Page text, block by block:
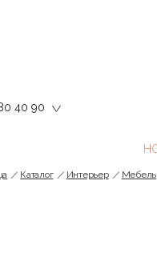
40 90
Каталог Интерьер Мебель